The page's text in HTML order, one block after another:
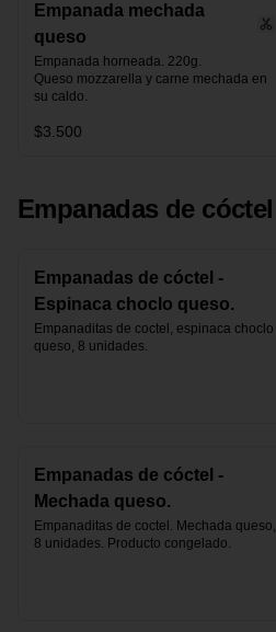
Empanada mechada
queso
Empanada horneada. 220g.
Queso mozzarella y carne mechada en
su caldo.
$3.500
Empanadas de cóctel
Empanadas de cóctel -
Espinaca choclo queso.
Empanaditas de coctel, espinaca choclo
queso, 8 unidades.
Empanadas de cóctel -
Mechada queso.
Empanaditas de coctel. Mechada queso,
8 unidades. Producto congelado.